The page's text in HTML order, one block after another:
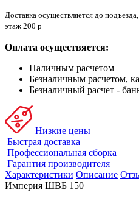
Доставка осуществляется до
этаж 200 р
Оплата осуществяется:
Наличным расчетом
Безналичным расчетом,
Безналичный расчет -
Низкие цены
Быстрая доставка
Профессиональная сборка
Гарантия производителя
Характеристики Описание
Империя ШВБ 150